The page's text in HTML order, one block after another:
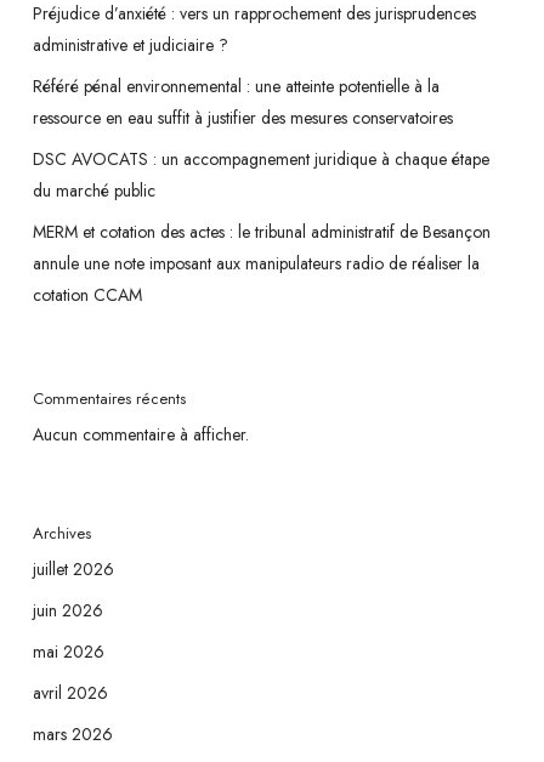
Préjudice d’anxiété : vers un rapprochement des jurisprudences
administrative et judiciaire ?
Référé pénal environnemental : une atteinte potentielle à la
ressource en eau suffit à justifier des mesures conservatoires
DSC AVOCATS : un accompagnement juridique à chaque étape
du marché public
MERM et cotation des actes : le tribunal administratif de Besançon
annule une note imposant aux manipulateurs radio de réaliser la
cotation CCAM
Commentaires récents
Aucun commentaire à afficher.
Archives
juillet 2026
juin 2026
mai 2026
avril 2026
mars 2026